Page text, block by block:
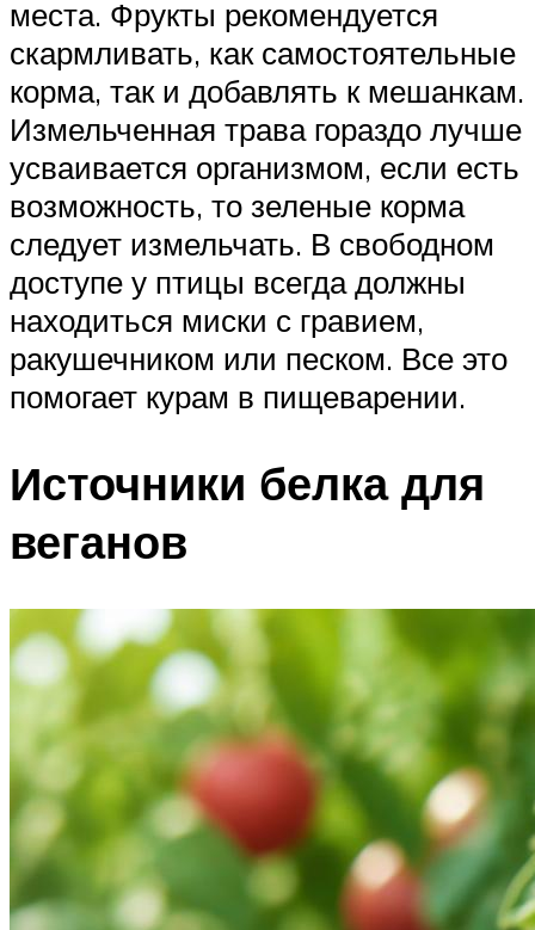
места. Фрукты рекомендуется
скармливать, как самостоятельные
корма, так и добавлять к мешанкам.
Измельченная трава гораздо лучше
усваивается организмом, если есть
возможность, то зеленые корма
следует измельчать. В свободном
доступе у птицы всегда должны
находиться миски с гравием,
ракушечником или песком. Все это
помогает курам в пищеварении.
Источники белка для
веганов